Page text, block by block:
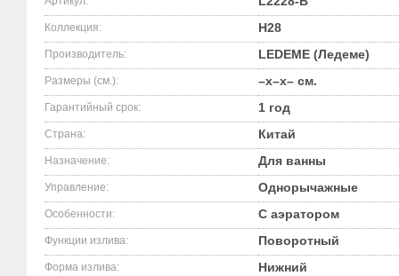
Коллекция: H28
Производитель: LEDEME (Ледеме)
Размеры (см.): –x–x– см.
Гарантийный срок: 1 год
Страна: Китай
Назначение: Для ванны
Управление: Однорычажные
Особенности: С аэратором
Функции излива: Поворотный
Форма излива: Нижний